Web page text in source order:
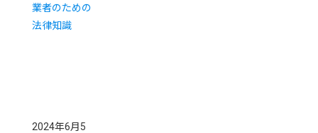
業者のための
法律知識
2024年6月5